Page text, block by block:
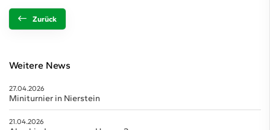
Zurück
Weitere News
27.04.2026
Miniturnier in Nierstein
21.04.2026